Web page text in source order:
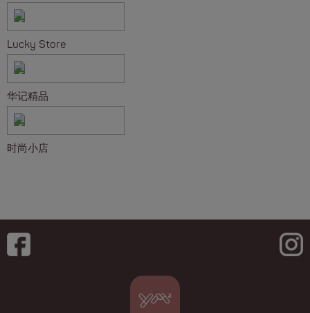
Lucky Store
华记精品
时尚小店